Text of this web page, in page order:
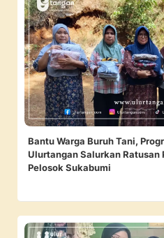
Bantu Warga Buruh Tani,
Ulurtangan Salurkan Ratusan
Pelosok Sukabumi